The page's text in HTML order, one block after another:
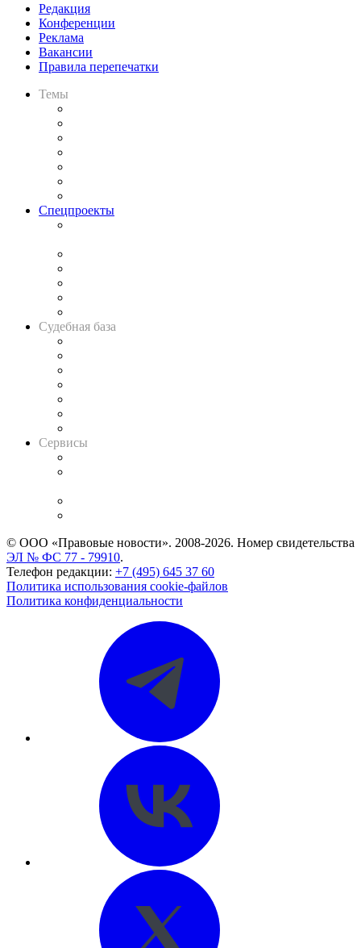
Редакция
Конференции
Реклама
Вакансии
Правила перепечатки
Темы
Спецпроекты
Судебная база
Сервисы
© ООО «Правовые новости». 2008-2026. Номер свидетельства
ЭЛ № ФС 77 - 79910.
Телефон редакции: +7 (495) 645 37 60
Политика использования cookie-файлов
Политика конфиденциальности